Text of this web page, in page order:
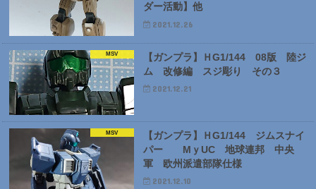
ダー活動】他
2021.12.26
MSV
【ガンプラ】ＨG1/144 08版 陸ジ
ム 改修編 スジ彫り その３
2021.12.21
MSV
【ガンプラ】ＨG1/144 ジムスナイ
パー MｙUC 地球連邦 中央
軍 欧州派遣部隊仕様
2021.12.10